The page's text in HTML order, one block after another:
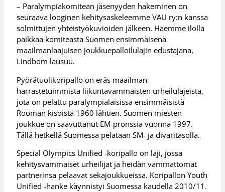
– Paralympiakomitean jäsenyyden hakeminen on
seuraava looginen kehitysaskeleemme VAU ry:n kanssa
solmittujen yhteistyökuvioiden jälkeen. Haemme ilolla
paikkaa komiteasta Suomen ensimmäisenä
maailmanlaajuisen joukkuepalloilulajin edustajana,
Lindbom lausuu.
Pyörätuolikoripallo on eräs maailman
harrastetuimmista liikuntavammaisten urheilulajeista,
jota on pelattu paralympialaisissa ensimmäisistä
Rooman kisoista 1960 lähtien. Suomen miesten
joukkue on saavuttanut EM-pronssia vuonna 1997.
Tällä hetkellä Suomessa pelataan SM- ja divaritasolla.
Special Olympics Unified -koripallo on laji, jossa
kehitysvammaiset urheilijat ja heidän vammattomat
partnerinsa pelaavat sekajoukkueissa. Koripallon Youth
Unified -hanke käynnistyi Suomessa kaudella 2010/11.